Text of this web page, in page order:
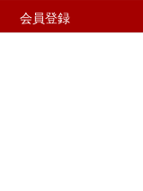
会員登録